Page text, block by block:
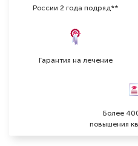
России 2 года подряд**
Гарантия на лечение
Более
повышения